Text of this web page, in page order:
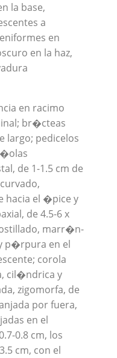
la base,
a
en
en la haz,
en racimo
br�cteas
largo; pedicelos
de 1-1.5 cm de
hacia el �pice y
de 4.5-6 x
marr�n-
p�rpura en el
corola
cil�ndrica y
zigomorfa, de
por fuera,
en el
0.8 cm, los
cm, con el